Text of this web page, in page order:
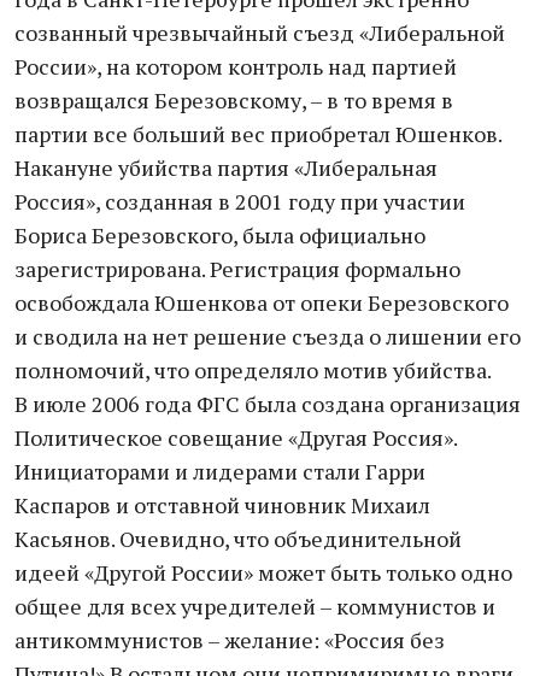
созванный чрезвычайный съезд «Либеральной
России», на котором контроль над партией
возвращался Березовскому, – в то время в
партии все больший вес приобретал Юшенков.
Накануне убийства партия «Либеральная
Россия», созданная в 2001 году при участии
Бориса Березовского, была официально
зарегистрирована. Регистрация формально
освобождала Юшенкова от опеки Березовского
и сводила на нет решение съезда о лишении его
полномочий, что определяло мотив убийства.
В июле 2006 года ФГС была создана организация
Политическое совещание «Другая Россия».
Инициаторами и лидерами стали Гарри
Каспаров и отставной чиновник Михаил
Касьянов. Очевидно, что объединительной
идеей «Другой России» может быть только одно
общее для всех учредителей – коммунистов и
антикоммунистов – желание: «Россия без